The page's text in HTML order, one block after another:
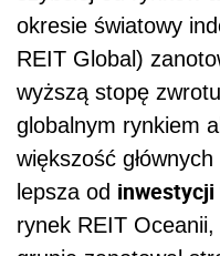
okresie światowy
REIT Global)
wyższą stopę
globalnym rynkiem
większość
lepsza od inwestycji
rynek REIT